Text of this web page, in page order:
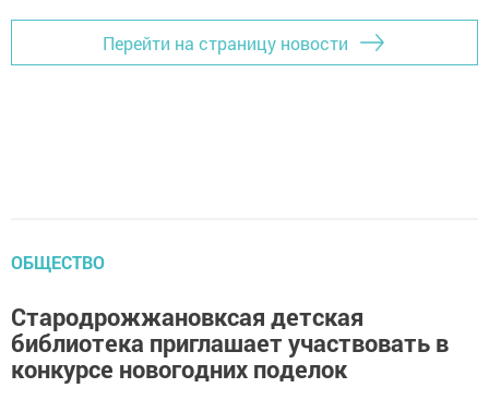
Перейти на страницу новости
ОБЩЕСТВО
Стародрожжановксая детская
библиотека приглашает участвовать в
конкурсе новогодних поделок